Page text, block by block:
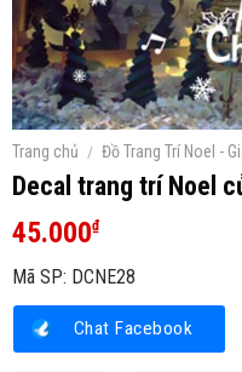
Trang chủ / Đồ Trang Trí Noel -
Decal trang trí Noel
45.000₫
Mã SP: DCNE28
Chat Facebook